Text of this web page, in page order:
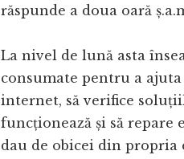
răspunde a doua oară
La nivel de lună asta
consumate pentru a
internet, să verifice
funcționează și să repare
dau de obicei din propria